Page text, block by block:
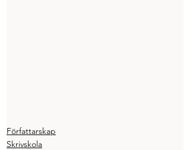
Författarskap
Skrivskola